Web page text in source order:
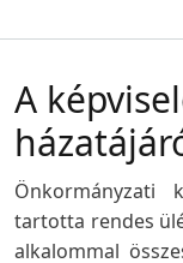
A
Önkormányzati
tartotta rendes
alkalommal